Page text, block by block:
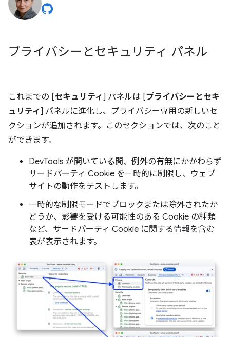
プライバシーとセキュリティ パネル
これまでの [セキュリティ ] パネルは [プライバシーとセキ
ュリティ ] パネルに進化し、プライバシー専用の新しいセ
クションが追加されます。このセクションでは、次のこと
ができます。
DevTools が開いている間、例外の有無にかかわらず
サードパーティ Cookie を一時的に制限し、ウェブ
サイトの動作をテストします。
一時的な制限モードでブロックまたは除外されたか
どうか、影響を受ける可能性のある Cookie の種類
など、サードパーティ Cookie に関する情報を含む
表が表示されます。